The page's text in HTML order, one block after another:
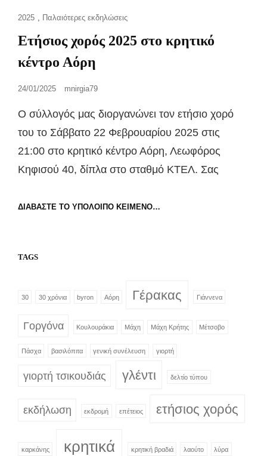
Cat
2025 , Παλαιότερες εκδηλώσεις
Ετήσιος χορός 2025 στο κρητικό
κέντρο Αόρη
Posted
24/01/2025 mnirgia79
Ο σύλλογός μας διοργανώνει τον ετήσιο χορό
του το Σάββατο 22 Φεβρουαρίου 2025 στις
21:00 στο κρητικό κέντρο Αόρη, Λεωφόρος
Κηφισού 40, δίπλα στο σταθμό ΚΤΕΛ. Σας
ΔΙΑΒΆΣΤΕ ΤΟ ΥΠΌΛΟΙΠΟ ΚΕΊΜΕΝΟ…
TAGS
30 30 χρόνια byron Αόρη Γέρακας Γιάννενα
Γοργόνα Κουλουράκια Μάχη Μάχη Κρήτης Μέτσοβο
Πάσχα βασιλόπιτα γενική συνέλευση γιορτή
γιορτή τσικουδιάς γλέντι δελτίο τύπου
εκδήλωση εκδρομή επέτειος ετήσιος χορός
καρκάνης κρητικά κρητική βραδιά λαούτο λύρα